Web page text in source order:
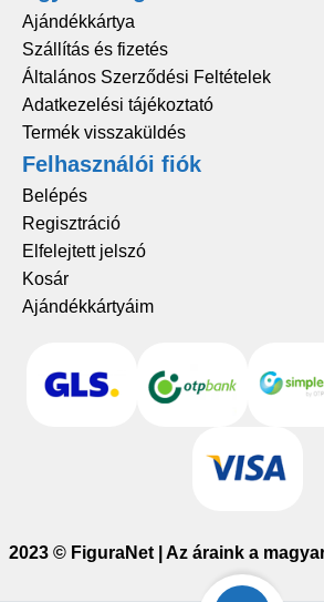
Ajándékkártya
Szállítás és fizetés
Általános Szerződési Feltételek
Adatkezelési tájékoztató
Termék visszaküldés
Felhasználói fiók
Belépés
Regisztráció
Elfelejtett jelszó
Kosár
Ajándékkártyáim
2023 © FiguraNet | Az áraink a